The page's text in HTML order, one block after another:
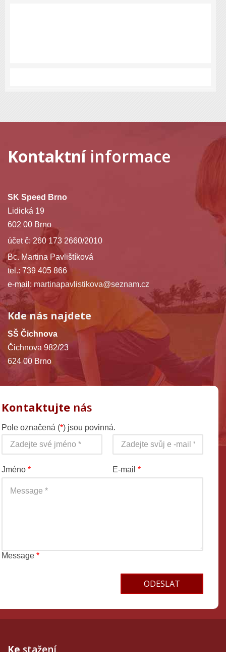
Kontaktníinformace
SK Speed Brno
Lidická 19
602 00 Brno
účet č: 260 173 2660/2010
Bc. Martina Pavlištíková
tel.: 739 405 866
e-mail: martinapavlistikova@seznam.cz
Kde nás najdete
SŠ Čichnova
Čichnova 982/23
624 00 Brno
Kontaktujte nás
Pole označená (*) jsou povinná.
Jméno * E-mail *
Message *
Ke stažení